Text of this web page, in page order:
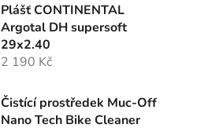
Plášť CONTINENTAL
Argotal DH supersoft
29x2.40
2 190 Kč
Čistící prostředek Muc-Off
Nano Tech Bike Cleaner